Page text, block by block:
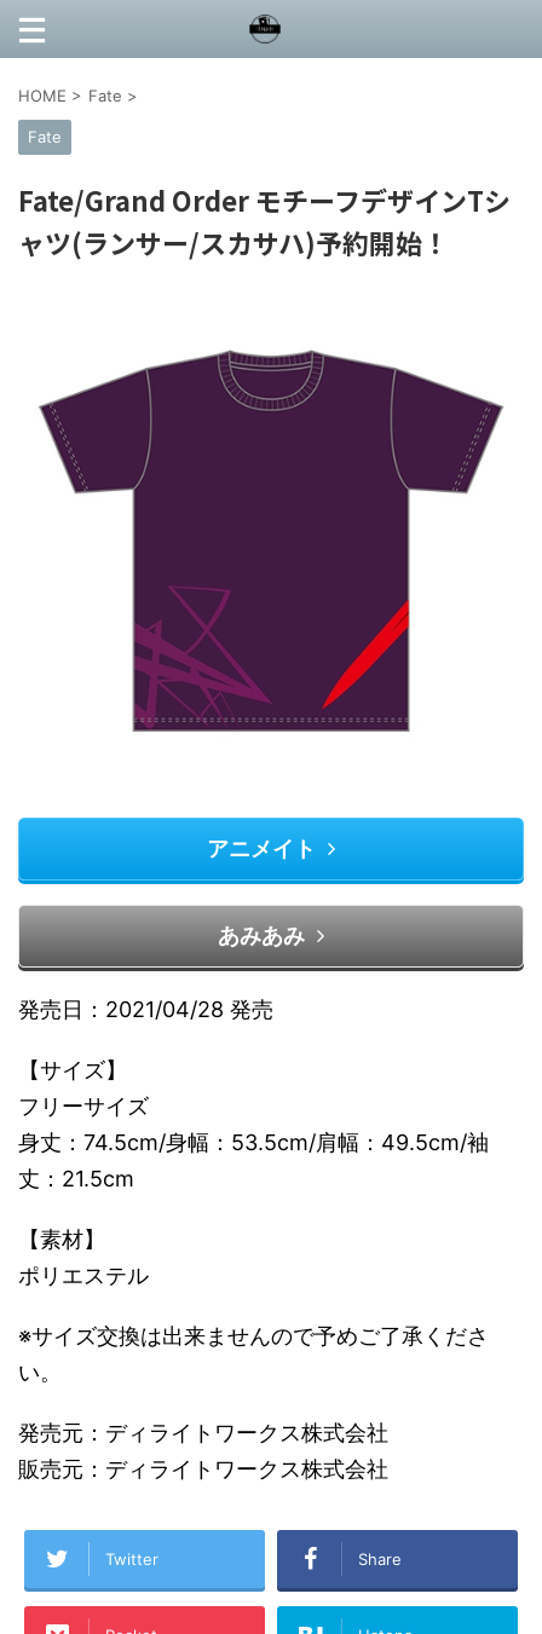
HOME > Fate >
Fate
Fate/Grand Order モチーフデザインTシ
ャツ(ランサー/スカサハ)予約開始！
アニメイト
あみあみ
発売日：2021/04/28 発売
【サイズ】
フリーサイズ
身丈：74.5cm/身幅：53.5cm/肩幅：49.5cm/袖
丈：21.5cm
【素材】
ポリエステル
※サイズ交換は出来ませんので予めご了承くださ
い。
発売元：ディライトワークス株式会社
販売元：ディライトワークス株式会社
Twitter Share